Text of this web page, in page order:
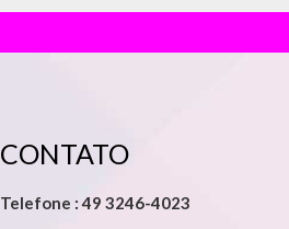
CONTATO
Telefone : 49 3246-4023